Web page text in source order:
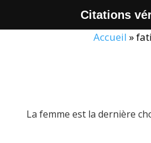
Accueil »
La femme est la dernière
Citations